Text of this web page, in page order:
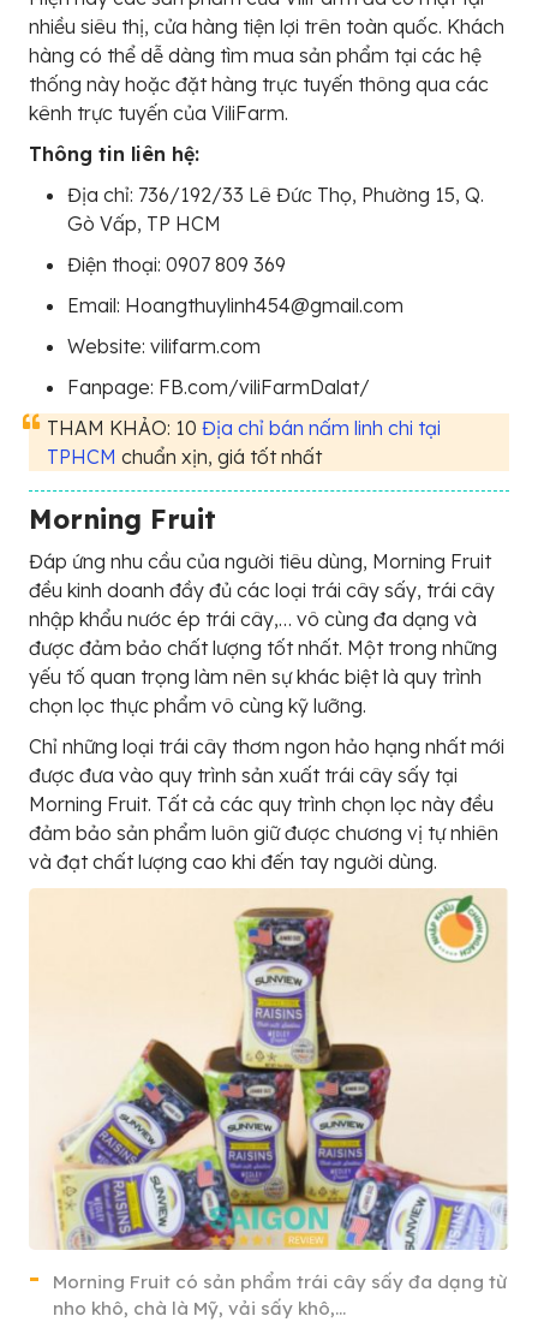
nhiều siêu thị, cửa hàng tiện lợi trên toàn quốc. Khách
hàng có thể dễ dàng tìm mua sản phẩm tại các hệ
thống này hoặc đặt hàng trực tuyến thông qua các
kênh trực tuyến của ViliFarm.
Thông tin liên hệ:
Địa chỉ: 736/192/33 Lê Đức Thọ, Phường 15, Q.
Gò Vấp, TP HCM
Điện thoại: 0907 809 369
Email: Hoangthuylinh454@gmail.com
Website: vilifarm.com
Fanpage: FB.com/viliFarmDalat/
THAM KHẢO: 10 Địa chỉ bán nấm linh chi tại
TPHCM chuẩn xịn, giá tốt nhất
Morning Fruit
Đáp ứng nhu cầu của người tiêu dùng, Morning Fruit
đều kinh doanh đầy đủ các loại trái cây sấy, trái cây
nhập khẩu nước ép trái cây,… vô cùng đa dạng và
được đảm bảo chất lượng tốt nhất. Một trong những
yếu tố quan trọng làm nên sự khác biệt là quy trình
chọn lọc thực phẩm vô cùng kỹ lưỡng.
Chỉ những loại trái cây thơm ngon hảo hạng nhất mới
được đưa vào quy trình sản xuất trái cây sấy tại
Morning Fruit. Tất cả các quy trình chọn lọc này đều
đảm bảo sản phẩm luôn giữ được chương vị tự nhiên
và đạt chất lượng cao khi đến tay người dùng.
Morning Fruit có sản phẩm trái cây sấy đa dạng từ
nho khô, chà là Mỹ, vải sấy khô,…